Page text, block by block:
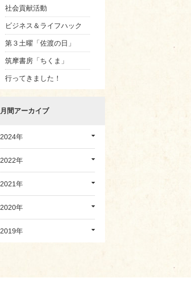
社会貢献活動
ビジネス＆ライフハック
第３土曜「佐渡の日」
筑摩書房「ちくま」
行ってきました！
月間アーカイブ
2024年
2022年
2021年
2020年
2019年